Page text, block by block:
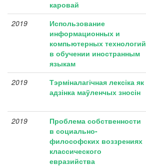
каровай
2019
Использование
информационных и
компьютерных технологий
в обучении иностранным
языкам
2019
Тэрміналагічная лексіка як
адзінка маўленчых зносін
2019
Проблема собственности
в социально-
философских воззрениях
классического
евразийства